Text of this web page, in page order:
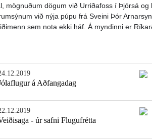
mögnuðum dögum við Urriðafoss í Þjórsá
við nýja púpu frá Sveini Þór
sem nota ekki háf. Á myndinni er
á Aðfangadag
- úr safni Flugufrétta